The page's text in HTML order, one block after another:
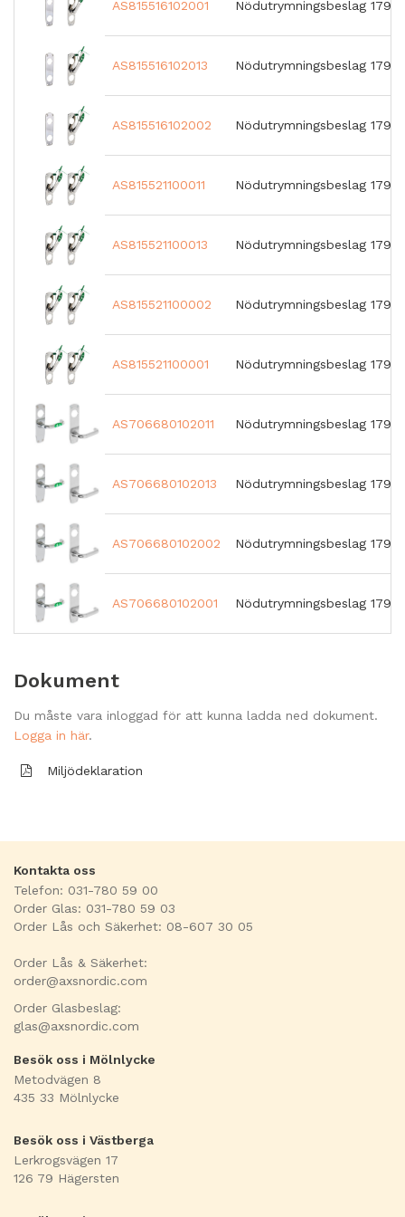
AS815516102001 Nödutrymningsbeslag
AS815516102013 Nödutrymningsbeslag
AS815516102002 Nödutrymningsbeslag
AS815521100011 Nödutrymningsbeslag
AS815521100013 Nödutrymningsbeslag
AS815521100002 Nödutrymningsbeslag
AS815521100001 Nödutrymningsbeslag
AS706680102011 Nödutrymningsbeslag
AS706680102013 Nödutrymningsbeslag 179F
AS706680102002 Nödutrymningsbeslag
AS706680102001 Nödutrymningsbeslag
Dokument
Du måste vara inloggad för att kunna ladda ned dokument.
Logga in här.
Miljödeklaration
Kontakta oss
Telefon: 031-780 59 00
Order Glas: 031-780 59 03
Order Lås och Säkerhet: 08-607 30 05
Order Lås & Säkerhet:
order@axsnordic.com
Order Glasbeslag:
glas@axsnordic.com
Besök oss i Mölnlycke
Metodvägen 8
435 33 Mölnlycke
Besök oss i Västberga
Lerkrogsvägen 17
126 79 Hägersten